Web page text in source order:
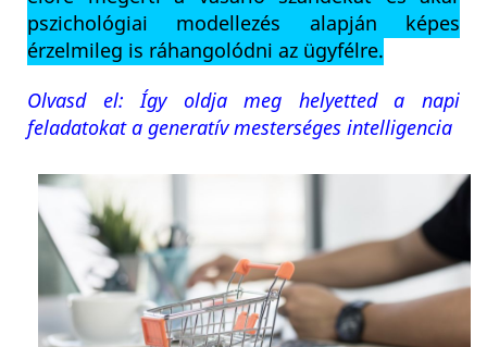
pszichológiai modellezés alapján képes
érzelmileg is ráhangolódni az ügyfélre.
Olvasd el: Így oldja meg helyetted a napi
feladatokat a generatív mesterséges intelligencia